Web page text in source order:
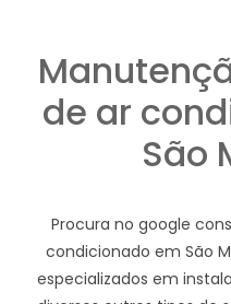
de ar
São
Procura no google
condicionado em São
especializados em